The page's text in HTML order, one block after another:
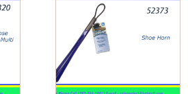
949
quantity